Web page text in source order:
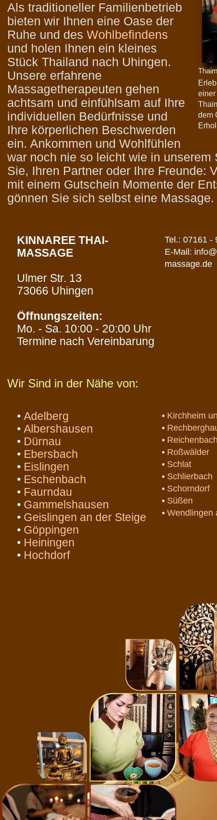
dem
Als traditioneller Familienbetrieb
bieten wir Ihnen eine Oase der
Ruhe und des Wohlbefindens
und holen Ihnen ein kleines
Stück Thailand nach Uhingen.
Unsere erfahrene
Massagetherapeuten gehen
achtsam und einfühlsam auf Ihre
individuellen Bedürfnisse und
Ihre körperlichen Beschwerden
ein. Ankommen und Wohlfühlen
war noch nie so leicht wie in unserem
Sie, Ihren Partner oder Ihre Freunde:
mit einem Gutschein Momente der
gönnen Sie sich selbst eine Massage.
KINNAREE THAI-
MASSAGE
Ulmer Str. 13
73066 Uhingen
Öffnungszeiten:
Mo. - Sa. 10:00 - 20:00 Uhr
Termine nach Vereinbarung
Tel.: 07161 -
E-Mail:
massage.de
Wir Sind in der Nähe von:
• Adelberg
• Albershausen
• Dürnau
• Ebersbach
• Eislingen
• Eschenbach
• Faurndau
• Gammelshausen
• Geislingen an der Steige
• Göppingen
• Heiningen
• Hochdorf
• Kirchheim
•
•
• Roßwälder
• Schlat
• Schlierbach
• Schorndorf
• Süßen
• Wendlingen